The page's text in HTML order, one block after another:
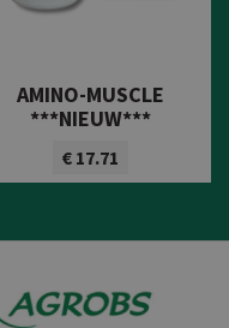
AMINO-MUSCLE
***NIEUW***
€ 17.71
Bekijk product